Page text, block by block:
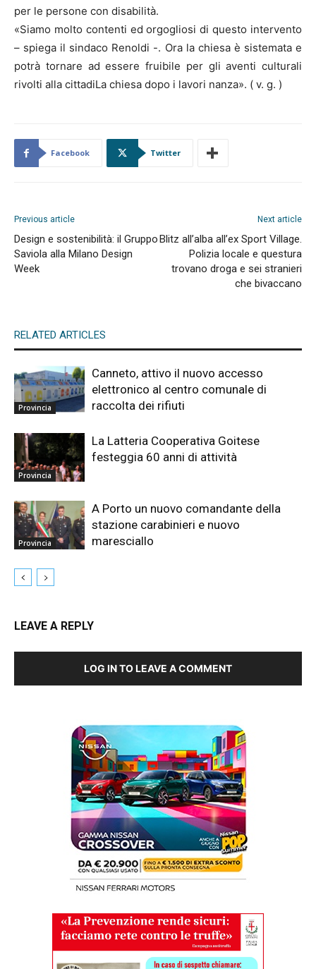
per le persone con disabilità.
«Siamo molto contenti ed orgogliosi di questo intervento
– spiega il sindaco Renoldi -. Ora la chiesa è sistemata e
potrà tornare ad essere fruibile per gli aventi culturali
rivolti alla cittadiLa chiesa dopo i lavori nanza». ( v. g. )
Facebook Twitter
Previous article
Design e sostenibilità: il Gruppo
Saviola alla Milano Design
Week
Next article
Blitz all’alba all’ex Sport Village.
Polizia locale e questura
trovano droga e sei stranieri
che bivaccano
RELATED ARTICLES
Provincia
Canneto, attivo il nuovo accesso
elettronico al centro comunale di
raccolta dei rifiuti
Provincia
La Latteria Cooperativa Goitese
festeggia 60 anni di attività
Provincia
A Porto un nuovo comandante della
stazione carabinieri e nuovo
maresciallo
LEAVE A REPLY
LOG IN TO LEAVE A COMMENT